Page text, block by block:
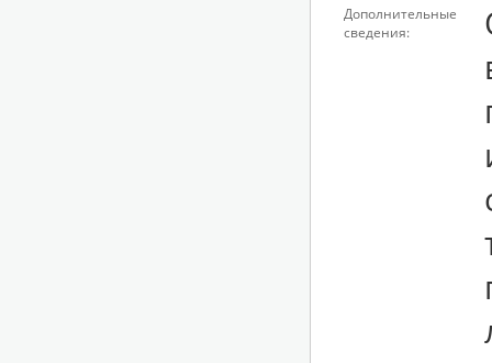
Дополнительные
сведения: